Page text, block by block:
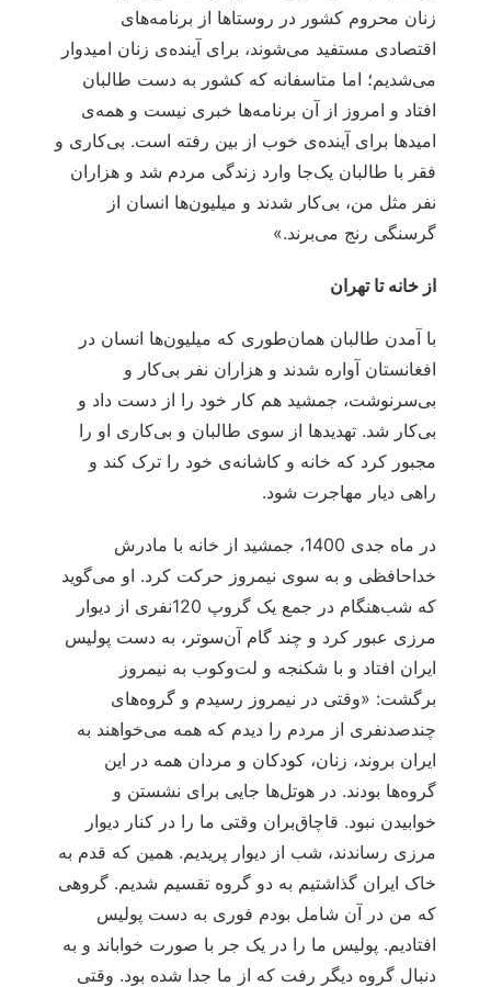
زنان محروم کشور در روستاها از برنامه‌های
اقتصادی مستفید می‌شوند، برای آینده‌ی زنان امیدوار
می‌شدیم؛ اما متاسفانه که کشور به دست طالبان
افتاد و امروز از آن برنامه‌ها خبری نیست و همه‌ی
امیدها برای آینده‌ی خوب از بین رفته است. بی‌کاری و
فقر با طالبان یک‌جا وارد زندگی مردم شد و هزاران
نفر مثل من، بی‌کار شدند و میلیون‌ها انسان از
گرسنگی رنج می‌برند.»
از خانه تا تهران
با آمدن طالبان همان‌طوری که میلیون‌ها انسان در
افغانستان آواره شدند و هزاران نفر بی‌کار و
بی‌سرنوشت، جمشید هم کار خود را از دست داد و
بی‌کار شد. تهدیدها از سوی طالبان و بی‌کاری او را
مجبور کرد که خانه و کاشانه‌ی خود را ترک کند و
راهی دیار مهاجرت شود.
در ماه جدی 1400، جمشید از خانه با مادرش
خداحافظی و به سوی نیمروز حرکت کرد. او می‌گوید
که شب‌هنگام در جمع یک گروپ 120نفری از دیوار
مرزی عبور کرد و چند گام آن‌سوتر، به دست پولیس
ایران افتاد و با شکنجه و لت‌وکوب به نیمروز
برگشت: «وقتی در نیمروز رسیدم و گروه‌های
چندصدنفری از مردم را دیدم که همه می‌خواهند به
ایران بروند، زنان، کودکان و مردان همه در این
گروه‌ها بودند. در هوتل‌ها جایی برای نشستن و
خوابیدن نبود. قاچاق‌بران وقتی ما را در کنار دیوار
مرزی رساندند، شب از دیوار پریدیم. همین که قدم به
خاک ایران گذاشتیم به دو گروه تقسیم شدیم. گروهی
که من در آن شامل بودم فوری به دست پولیس
افتادیم. پولیس ما را در یک جر با صورت خواباند و به
دنبال گروه دیگر رفت که از ما جدا شده بود. وقتی